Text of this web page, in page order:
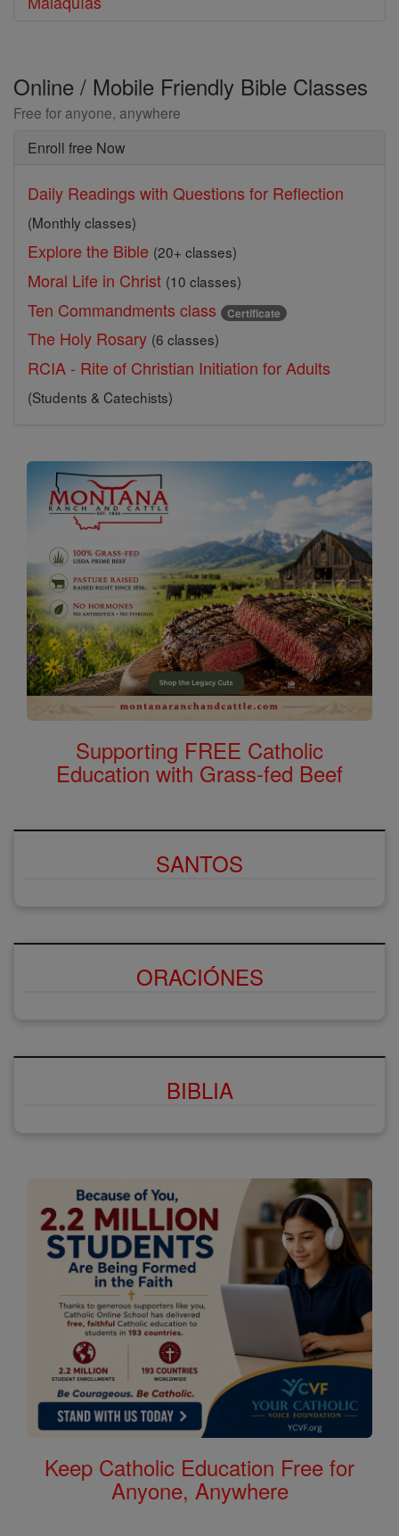
Online / Mobile Friendly Bible Classes
Free for anyone, anywhere
Enroll free Now
Daily Readings with Questions for Reflection
(Monthly classes)
Explore the Bible (20+ classes)
Moral Life in Christ (10 classes)
Ten Commandments class Certificate
The Holy Rosary (6 classes)
RCIA - Rite of Christian Initiation for Adults
(Students & Catechists)
Supporting FREE Catholic
Education with Grass-fed Beef
SANTOS
ORACIÓNES
BIBLIA
Keep Catholic Education Free for
Anyone, Anywhere